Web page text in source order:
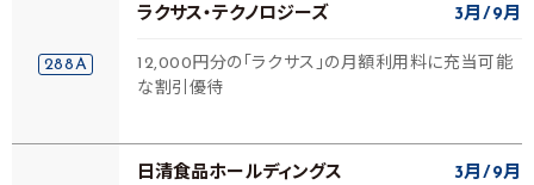
288A
ラクサス・テクノロジーズ 3月 9月
12,000円分の「ラクサス」の月額利用料に充当可能
な割引優待
日清食品ホールディングス 3月 9月